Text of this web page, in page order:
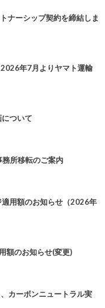
ナーシップ契約を締結しま
2026年7月よりヤマト運輸
ついて
所移転のご案内
用額のお知らせ（2026年
額のお知らせ(変更)
カーボンニュートラル実